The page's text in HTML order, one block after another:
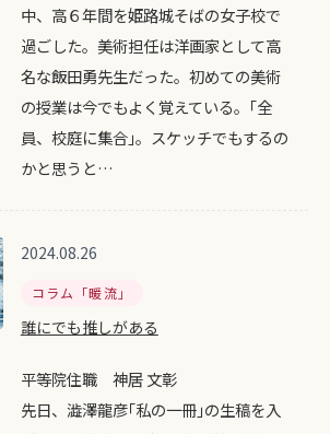
中、高６年間を姫路城そばの女子校で
過ごした。美術担任は洋画家として高
名な飯田勇先生だった。初めての美術
の授業は今でもよく覚えている。｢全
員、校庭に集合｣。スケッチでもするの
かと思うと…
2024.08.26
コラム「暖流」
誰にでも推しがある
平等院住職 神居 文彰
先日、澁澤龍彦｢私の一冊｣の生稿を入